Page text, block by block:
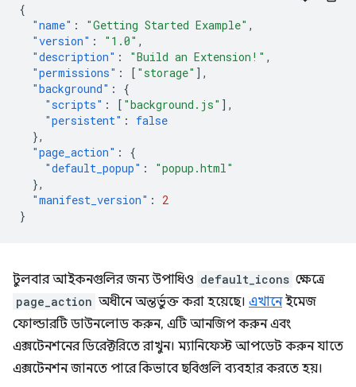
{
"name" : "Getting Started Example" ,
"version" : "1.0" ,
"description" : "Build an Extension!" ,
"permissions" : [ "storage" ],
"background" :
{
"scripts" : [ "background.js" ],
"persistent" :
false
},
"page_action" :
{
"default_popup" :
"popup.html"
},
"manifest_version" :
2
}
টুলবার আইকনগুলির জন্য উপাধিও default_icons ক্ষেত্রে
page_action অধীনে অন্তর্ভুক্ত করা হয়েছে। এখানেইমেজ
ফোল্ডারটি ডাউনলোড করুন, এটি আনজিপ করুন এবং
এক্সটেনশনের ডিরেক্টরিতে রাখুন। ম্যানিফেস্ট আপডেট করুন যাতে
এক্সটেনশন জানতে পারে কিভাবে ছবিগুলি ব্যবহার করতে হয়।